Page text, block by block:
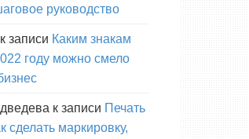
руководство
к записи Каким знакам
году можно смело
к записи Печать
сделать маркировку,